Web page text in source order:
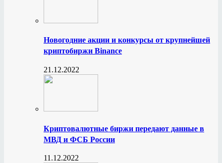
Новогодние акции и конкурсы от крупнейшей
криптобиржи Binance
21.12.2022
Криптовалютные биржи передают данные в
МВД и ФСБ России
11.12.2022